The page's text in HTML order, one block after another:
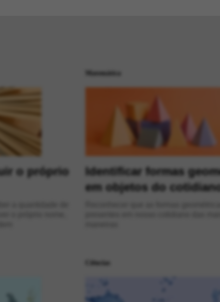
o próprio
Matemática
Identificar formas
em objetos do
Ciências